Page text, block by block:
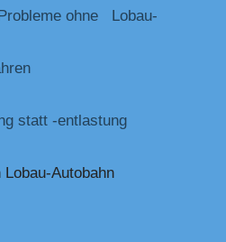
ohne Lobau-
statt -entlastung
Autobahn